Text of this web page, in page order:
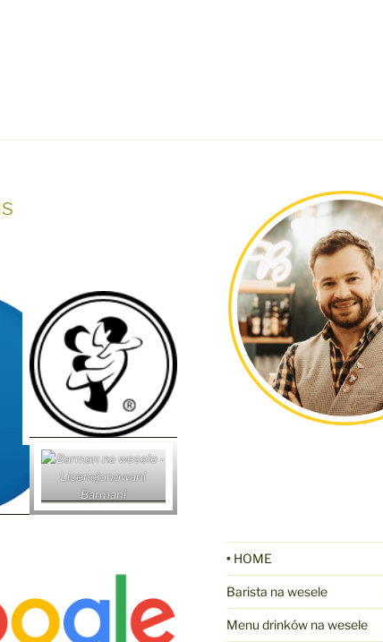
• HOME
Barista na wesele
Menu drinków na wesele